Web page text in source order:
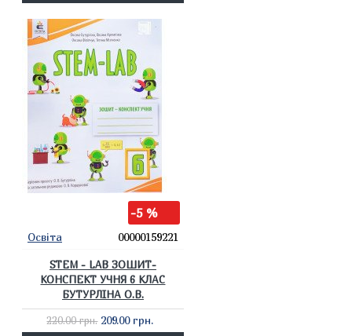
-5 %
Освіта 00000159221
STEM - LAB ЗОШИТ-
КОНСПЕКТ УЧНЯ 6 КЛАС
БУТУРЛІНА О.В.
220.00 грн. 209.00 грн.